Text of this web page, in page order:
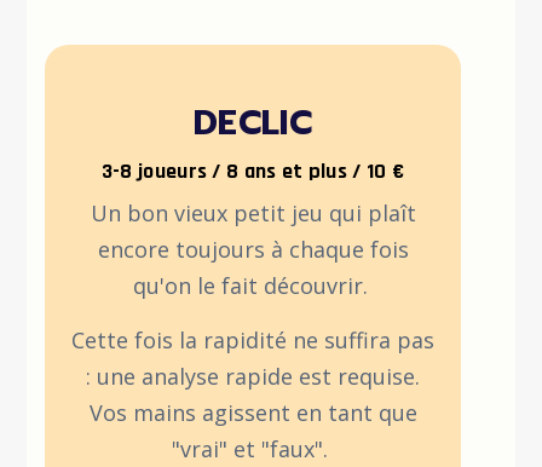
DECLIC
3-8 joueurs / 8 ans et plus / 10 €
Un bon vieux petit jeu qui plaît
encore toujours à chaque fois
qu'on le fait découvrir.
Cette fois la rapidité ne suffira pas
: une analyse rapide est requise.
Vos mains agissent en tant que
"vrai" et "faux".